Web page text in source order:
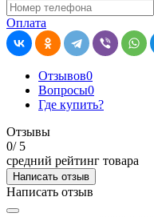
Оплата
Отзывов0
Вопросы0
Где купить?
Отзывы
0/ 5
средний рейтинг товара
Написать отзыв
Написать отзыв